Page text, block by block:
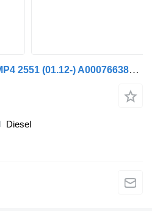
Mercedes-Benz Actros MP4 2551 (01.12-) A0007663824 Türgriff für Mercedes-Benz Actros MP4 Antos Arocs (2012-) Sattelzugmaschine
Diesel